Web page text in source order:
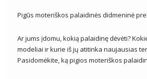
Pigūs moteriškos palaidinės didmeninė
Ar jums įdomu, kokią palaidinę dėvėti?
modeliai ir kurie iš jų atitinka naujausias
Pasidomėkite, ką pigios moteriškos